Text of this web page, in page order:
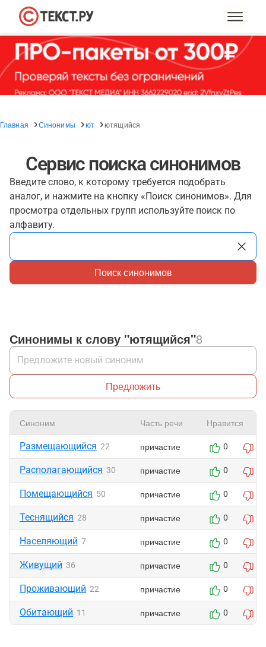
Главная Синонимы ют ютящийся
Сервис поиска синонимов
Введите слово, к которому требуется подобрать
аналог, и нажмите на кнопку «Поиск синонимов». Для
просмотра отдельных групп используйте поиск по
алфавиту.
Поиск синонимов
Синонимы к слову "ютящийся"8
Предложить
Синоним Часть речи Нравится
Размещающийся 22 причастие 0
Располагающийся 30 причастие 0
Помещающийся 50 причастие 0
Теснящийся 28 причастие 0
Населяющий 7 причастие 0
Живущий 36 причастие 0
Проживающий 22 причастие 0
Обитающий 11 причастие 0